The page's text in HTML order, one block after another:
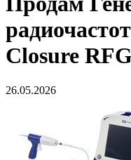
Closure RFG
26.05.2026